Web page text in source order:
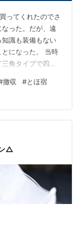
ってくれたのでさ
った。だが、遠
識も装備もない
になった。 当時
角タイプで四隅
また少年雑誌で
るように書いて
それは省略し
って形になった。
色の光に染まっ
はない空…
撤収 #とほ宿
△